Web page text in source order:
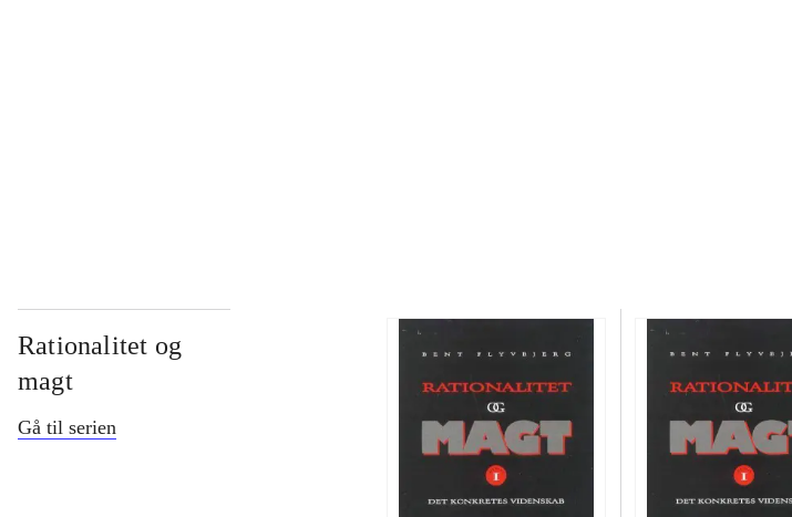
Rationalitet og
magt
Gå til serien